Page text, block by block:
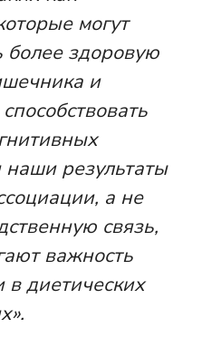
могут
здоровую
и
результаты
а не
связь,
важность
в диетических